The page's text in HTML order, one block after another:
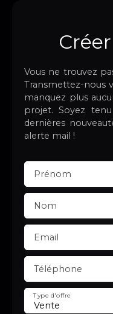
Vous ne trouvez
Transmettez-nous
manquez plus
projet. Soyez
dernières
alerte mail !
Prénom
Nom
Email
Téléphone
Vente
Type d'offre